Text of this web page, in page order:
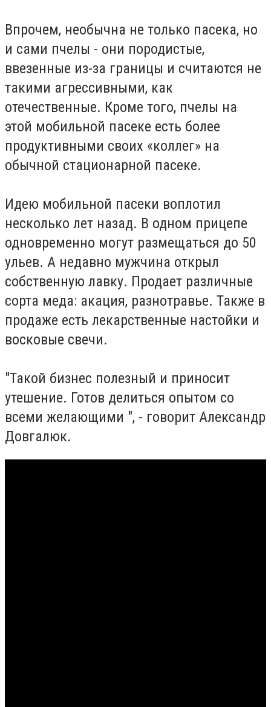
Впрочем, необычна не только пасека, но
и сами пчелы - они породистые,
ввезенные из-за границы и считаются не
такими агрессивными, как
отечественные. Кроме того, пчелы на
этой мобильной пасеке есть более
продуктивными своих «коллег» на
обычной стационарной пасеке.
Идею мобильной пасеки воплотил
несколько лет назад. В одном прицепе
одновременно могут размещаться до 50
ульев. А недавно мужчина открыл
собственную лавку. Продает различные
сорта меда: акация, разнотравье. Также в
продаже есть лекарственные настойки и
восковые свечи.
"Такой бизнес полезный и приносит
утешение. Готов делиться опытом со
всеми желающими ", - говорит Александр
Довгалюк.